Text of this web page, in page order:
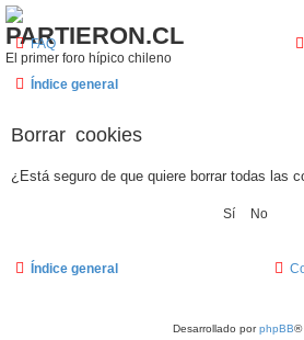
PARTIERON.CL
El primer foro hípico chileno
FAQ
Índice general
Borrar cookies
¿Está seguro de que quiere borrar todas las
Índice general
Desarrollado porphpBB®